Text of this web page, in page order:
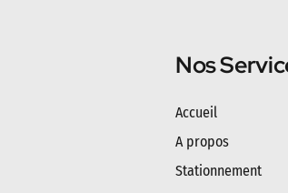
Nos
Accueil
A propos
Stationnement